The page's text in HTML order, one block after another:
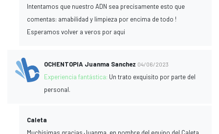
Intentamos que nuestro ADN sea precisamente esto que
comentas: amabilidad y limpieza por encima de todo !
Esperamos volver a veros por aqui
OCHENTOPIA Juanma Sanchez 04/06/2023
Experiencia fantástica: Un trato exquisito por parte del
personal.
Caleta
Muchísimas gracias Juanma, en nombre del equipo del Caleta